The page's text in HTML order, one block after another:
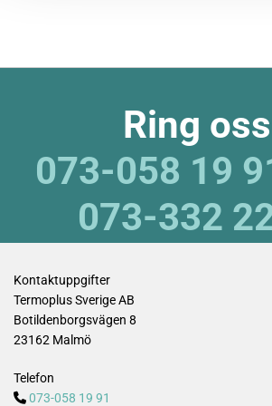
Ring
073-058 19
073-332
Kontaktuppgifter
Termoplus Sverige AB
Botildenborgsvägen 8
23162 Malmö
Telefon
 073-058 19 91